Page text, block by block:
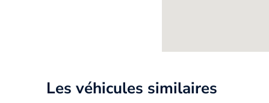
Les véhicules similaires